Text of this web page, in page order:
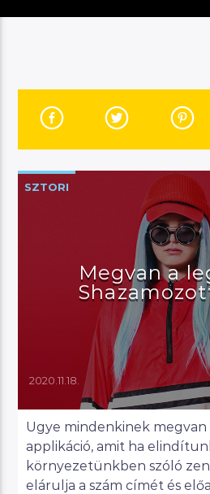
River
Manna FM
SZTORI
Megvan a
2020.11.18.
Ugye mindenkinek megvan
applikáció, amit ha
környezetünkben szóló
elárulja a szám címét és